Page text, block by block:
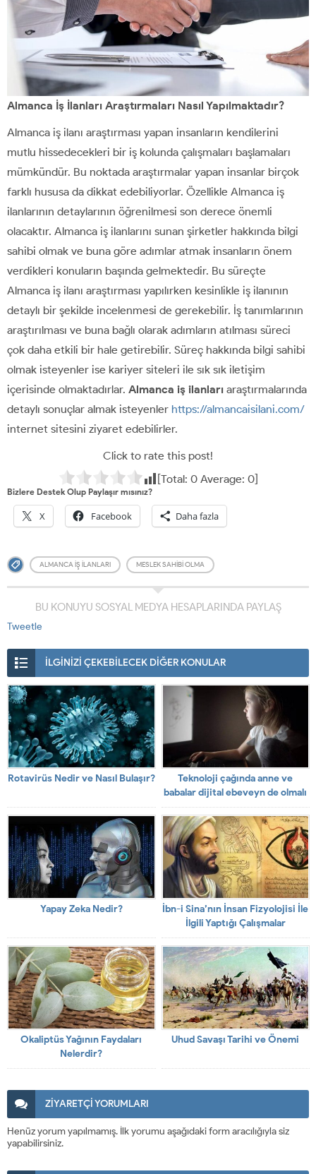
Almanca İş İlanları Araştırmaları Nasıl Yapılmaktadır?
Almanca iş ilanı araştırması yapan insanların kendilerini
mutlu hissedecekleri bir iş kolunda çalışmaları başlamaları
mümkündür. Bu noktada araştırmalar yapan insanlar birçok
farklı hususa da dikkat edebiliyorlar. Özellikle Almanca iş
ilanlarının detaylarının öğrenilmesi son derece önemli
olacaktır. Almanca iş ilanlarını sunan şirketler hakkında bilgi
sahibi olmak ve buna göre adımlar atmak insanların önem
verdikleri konuların başında gelmektedir. Bu süreçte
Almanca iş ilanı araştırması yapılırken kesinlikle iş ilanının
detaylı bir şekilde incelenmesi de gerekebilir. İş tanımlarının
araştırılması ve buna bağlı olarak adımların atılması süreci
çok daha etkili bir hale getirebilir. Süreç hakkında bilgi sahibi
olmak isteyenler ise kariyer siteleri ile sık sık iletişim
içerisinde olmaktadırlar. Almanca iş ilanları araştırmalarında
detaylı sonuçlar almak isteyenler https://almancaisilani.com/
internet sitesini ziyaret edebilirler.
Click to rate this post!
[Total: 0Average: 0]
Bizlere Destek Olup Paylaşır mısınız?
X Facebook Daha fazla
ALMANCA İŞ İLANLARI MESLEK SAHIBI OLMA
BU KONUYU SOSYAL MEDYA HESAPLARINDA PAYLAŞ
Tweetle
İLGİNİZİ ÇEKEBİLECEK DİĞER KONULAR
Rotavirüs Nedir ve Nasıl Bulaşır?
Teknoloji çağında anne ve
babalar dijital ebeveyn de olmalı
Yapay Zeka Nedir?
İbn-i Sina’nın İnsan Fizyolojisi İle
İlgili Yaptığı Çalışmalar
Okaliptüs Yağının Faydaları
Nelerdir?
Uhud Savaşı Tarihi ve Önemi
ZİYARETÇİ YORUMLARI
Henüz yorum yapılmamış. İlk yorumu aşağıdaki form aracılığıyla siz
yapabilirsiniz.